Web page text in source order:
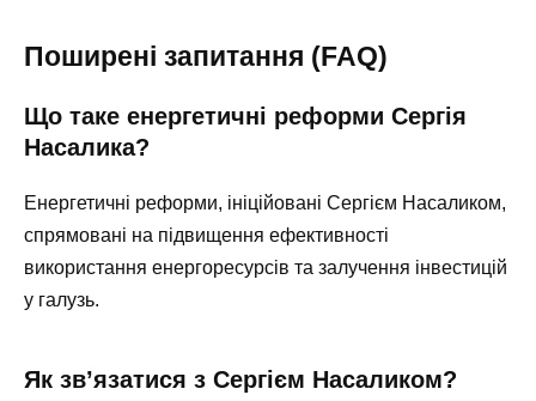
Поширені запитання (FAQ)
Що таке енергетичні реформи Сергія
Насалика?
Енергетичні реформи, ініційовані Сергієм Насаликом,
спрямовані на підвищення ефективності
використання енергоресурсів та залучення інвестицій
у галузь.
Як зв’язатися з Сергієм Насаликом?